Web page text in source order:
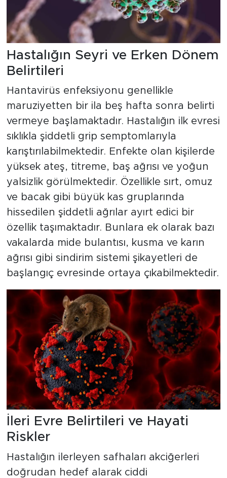
Hastalığın Seyri ve Erken Dönem
Belirtileri
Hantavirüs enfeksiyonu genellikle
maruziyetten bir ila beş hafta sonra belirti
vermeye başlamaktadır. Hastalığın ilk evresi
sıklıkla şiddetli grip semptomlarıyla
karıştırılabilmektedir. Enfekte olan kişilerde
yüksek ateş, titreme, baş ağrısı ve yoğun
yalsizlik görülmektedir. Özellikle sırt, omuz
ve bacak gibi büyük kas gruplarında
hissedilen şiddetli ağrılar ayırt edici bir
özellik taşımaktadır. Bunlara ek olarak bazı
vakalarda mide bulantısı, kusma ve karın
ağrısı gibi sindirim sistemi şikayetleri de
başlangıç evresinde ortaya çıkabilmektedir.
İleri Evre Belirtileri ve Hayati
Riskler
Hastalığın ilerleyen safhaları akciğerleri
doğrudan hedef alarak ciddi